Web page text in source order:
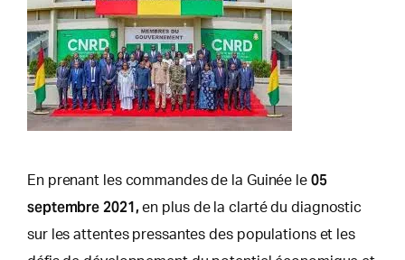
En prenant les commandes de la Guinée le 05
septembre 2021,en plus de la clarté du diagnostic
sur les attentes pressantes des populations et les